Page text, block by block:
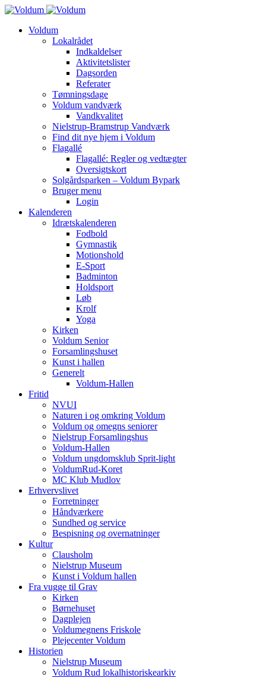
Voldum
Lokalrådet
Indkaldelser
Aktivitetslister
Dagsorden
Referater
Tømningsdage
Voldum vandværk
Vandkvalitet
Nielstrup-Bramstrup Vandværk
Find dit nye hjem i Voldum
Flagallé
Flagallé: Regler og vedtægter
Oversigtskort
Solgårdsparken – Voldum Bypark
Bruger menu
Login
Kalenderen
Idrætskalenderen
Fodbold
Gymnastik
Motionshold
E-Sport
Badminton
Holdsport
Løb
Krolf
Yoga
Kirken
Voldum Senior
Forsamlingshuset
Kunst i hallen
Generelt
Voldum-Hallen
Fritid
NVUI
Naturen i og omkring Voldum
Voldum og omegns seniorer
Nielstrup Forsamlingshus
Voldum-Hallen
Voldum ungdomsklub Sprit-light
VoldumRud-Koret
MC Klub Mudlov
Erhvervslivet
Forretninger
Håndværkere
Sundhed og service
Bespisning og overnatninger
Kultur
Clausholm
Nielstrup Museum
Kunst i Voldum hallen
Fra vugge til Grav
Kirken
Børnehuset
Dagplejen
Voldumegnens Friskole
Plejecenter Voldum
Historien
Nielstrup Museum
Voldum Rud lokalhistoriskearkiv